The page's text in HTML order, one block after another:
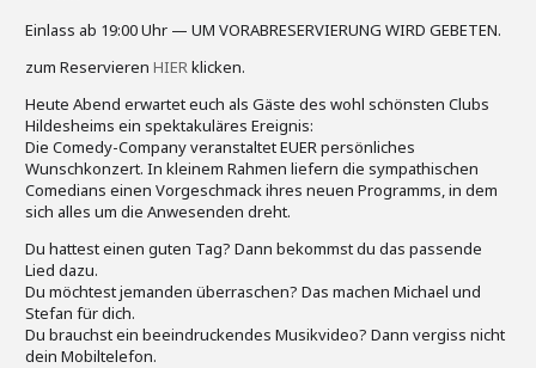
Einlass ab 19:00 Uhr — UM VORABRESERVIERUNG WIRD GEBETEN.
zum Reservieren HIERklicken.
Heute Abend erwartet euch als Gäste des wohl schönsten Clubs
Hildesheims ein spektakuläres Ereignis:
Die Comedy-Company veranstaltet EUER persönliches
Wunschkonzert. In kleinem Rahmen liefern die sympathischen
Comedians einen Vorgeschmack ihres neuen Programms, in dem
sich alles um die Anwesenden dreht.
Du hattest einen guten Tag? Dann bekommst du das passende
Lied dazu.
Du möchtest jemanden überraschen? Das machen Michael und
Stefan für dich.
Du brauchst ein beeindruckendes Musikvideo? Dann vergiss nicht
dein Mobiltelefon.